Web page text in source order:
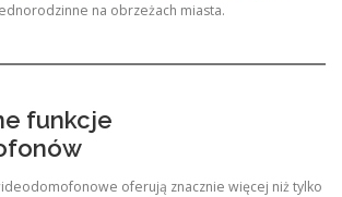
na obrzeżach miasta.
funkcje
oferują znacznie więcej niż tylko